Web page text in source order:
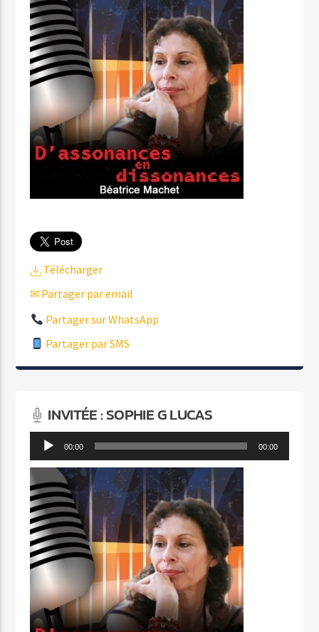
Télécharger
✉ Partager par email
Partager sur WhatsApp
Partager par SMS
INVITÉE : SOPHIE G LUCAS
Lecteur 00:00 00:00